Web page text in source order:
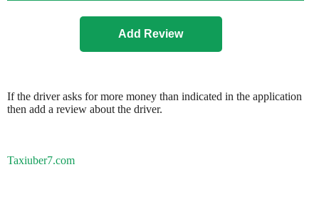
If the driver asks for more money than indicated in the application
then add a review about the driver.
Taxiuber7.com